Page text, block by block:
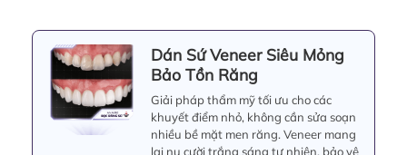
Dán Sứ Veneer Siêu Mỏng
Bảo Tồn Răng
Giải pháp thẩm mỹ tối ưu cho các
khuyết điểm nhỏ, không cần sửa soạn
nhiều bề mặt men răng. Veneer mang
lại nụ cười trắng sáng tự nhiên, bảo vệ